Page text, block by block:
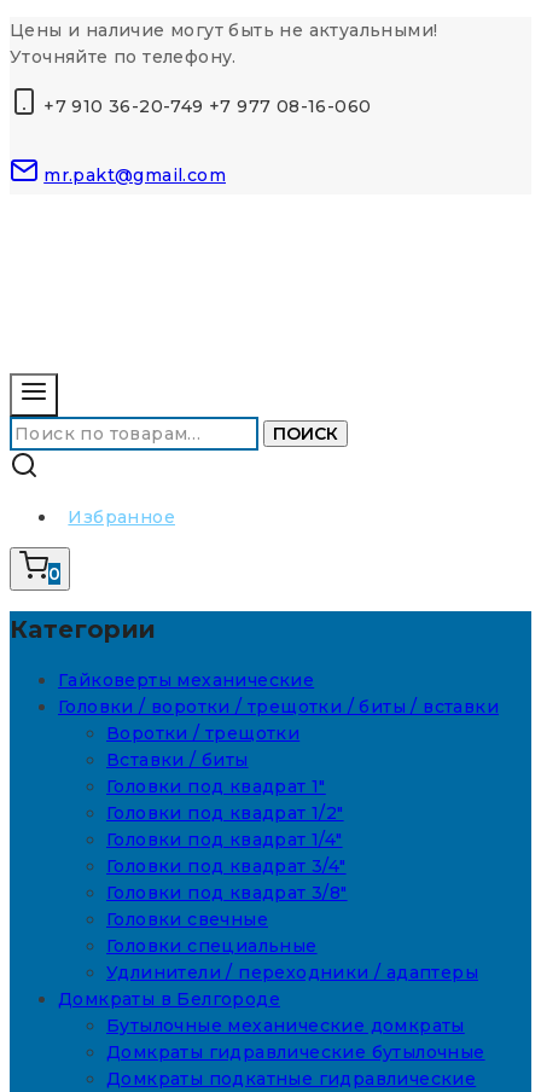
Перейти
к
Цены и наличие могут быть не актуальными!
Уточняйте по телефону.
+7 910 36-20-749 +7 977 08-16-060
mr.pakt@gmail.com
Искать: ПОИСК
Избранное
0
Категории
Гайковерты механические
Головки / воротки / трещотки / биты / вставки
Воротки / трещотки
Вставки / биты
Головки под квадрат 1"
Головки под квадрат 1/2"
Головки под квадрат 1/4"
Головки под квадрат 3/4"
Головки под квадрат 3/8"
Головки свечные
Головки специальные
Удлинители / переходники / адаптеры
Домкраты в Белгороде
Бутылочные механические домкраты
Домкраты гидравлические бутылочные
Домкраты подкатные гидравлические